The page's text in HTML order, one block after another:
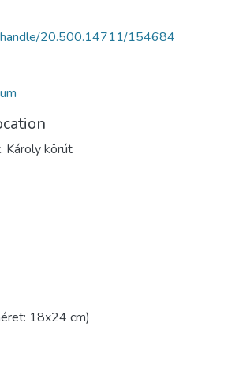
handle/20.500.14711/154684
Károly körút
18x24 cm)